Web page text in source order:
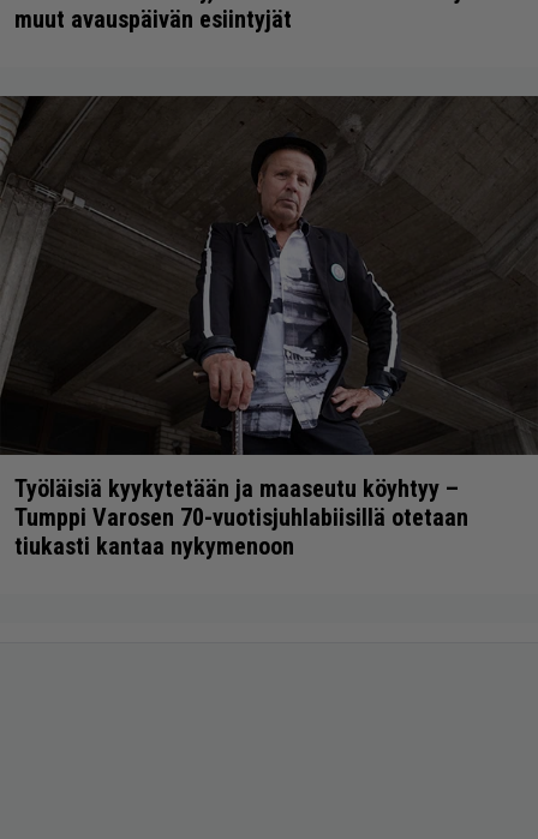
muut avauspäivän esiintyjät
Työläisiä kyykytetään ja maaseutu köyhtyy –
Tumppi Varosen 70-vuotisjuhlabiisillä otetaan
tiukasti kantaa nykymenoon